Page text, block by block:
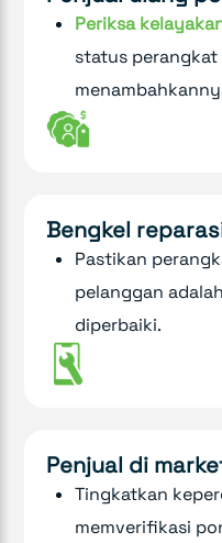
Periksa
status perangkat
Bengkel
Pastikan
pelanggan
diperbaiki.
Penjual di
Tingkatkan
memverifikasi